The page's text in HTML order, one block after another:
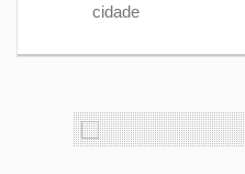
cidade